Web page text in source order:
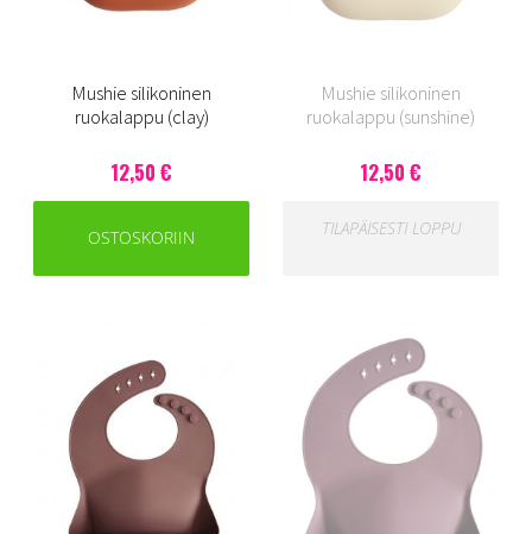
Mushie silikoninen
ruokalappu (clay)
12,50 €
OSTOSKORIIN
Mushie silikoninen
ruokalappu (sunshine)
12,50 €
TILAPÄISESTI LOPPU